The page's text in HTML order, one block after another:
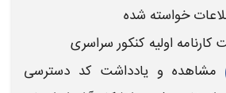
خواسته شده
کارنامه اولیه کنکور سراسری
مشاهده و یادداشت کد دسترسی